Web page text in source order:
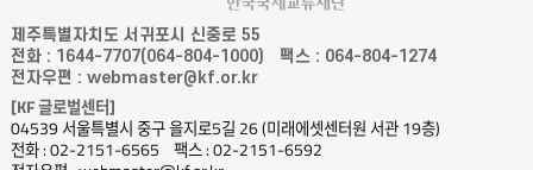
제주특별자치도 서귀포시 신중로 55
전화 : 1644-7707(064-804-1000)
팩스 : 064-804-1274
전자우편 : webmaster@kf.or.kr
[KF 글로벌센터]
04539 서울특별시 중구 을지로5길 26 (미래에셋센터원 서관 19층)
전화 : 02-2151-6565
팩스 : 02-2151-6592